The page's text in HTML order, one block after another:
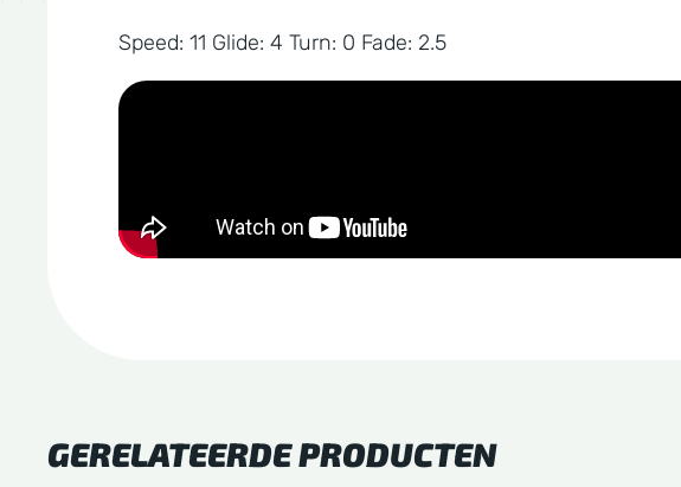
Speed: 11 Glide: 4 Turn: 0 Fade: 2.5
GERELATEERDE PRODUCTEN